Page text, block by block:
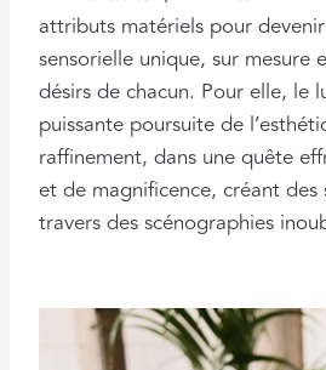
attributs matériels pour
sensorielle unique, sur mesure
désirs de chacun. Pour elle, le
puissante poursuite de
raffinement, dans une quête
et de magnificence, créant des
travers des scénographies